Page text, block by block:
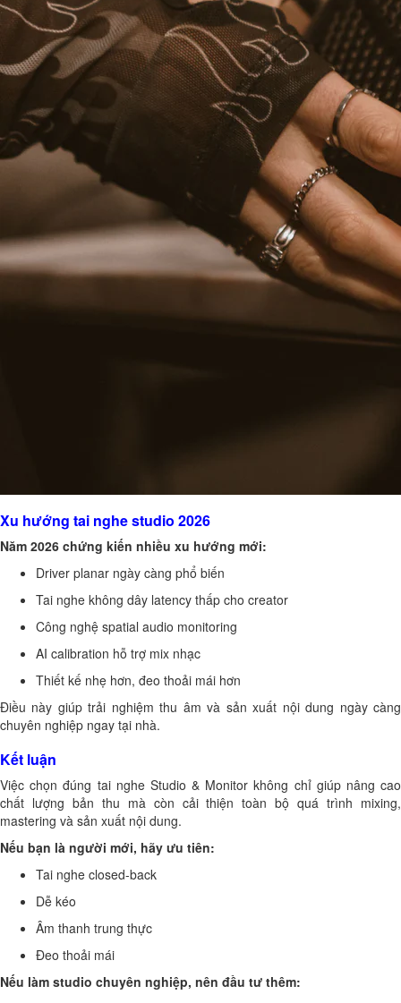
Xu hướng tai nghe studio 2026
Năm 2026 chứng kiến nhiều xu hướng mới:
Driver planar ngày càng phổ biến
Tai nghe không dây latency thấp cho creator
Công nghệ spatial audio monitoring
AI calibration hỗ trợ mix nhạc
Thiết kế nhẹ hơn, đeo thoải mái hơn
Điều này giúp trải nghiệm thu âm và sản xuất nội dung ngày càng
chuyên nghiệp ngay tại nhà.
Kết luận
Việc chọn đúng tai nghe Studio & Monitor không chỉ giúp nâng cao
chất lượng bản thu mà còn cải thiện toàn bộ quá trình mixing,
mastering và sản xuất nội dung.
Nếu bạn là người mới, hãy ưu tiên:
Tai nghe closed-back
Dễ kéo
Âm thanh trung thực
Đeo thoải mái
Nếu làm studio chuyên nghiệp, nên đầu tư thêm: